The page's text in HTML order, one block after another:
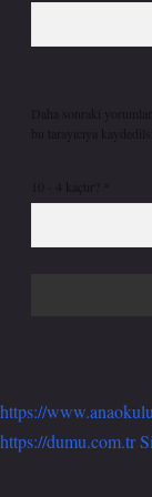
Daha sonraki
bu tarayıcıya
10 - 4 kaçtır?
https://
https://dumu.com.tr